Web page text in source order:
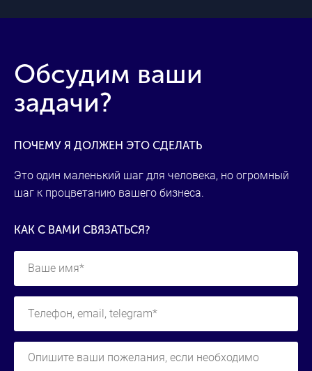
Обсудим ваши
задачи?
ПОЧЕМУ Я ДОЛЖЕН ЭТО СДЕЛАТЬ
Это один маленький шаг для человека, но огромный
шаг к процветанию вашего бизнеса.
КАК С ВАМИ СВЯЗАТЬСЯ?